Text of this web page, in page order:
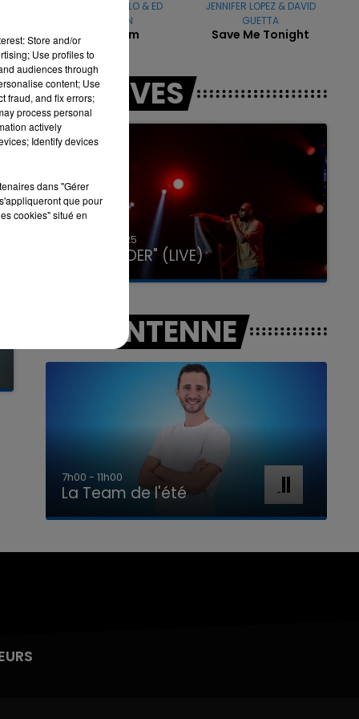
7h00 - 11h00
LA TEAM DE L'ÉTÉ
CAMILA CABELLO & ED
SHEERAN
Bam Bam
JENNIFER LOPEZ & DAVID
GUETTA
Save Me Tonight
LES LIVES
31 janvier 2025
GIMS "SPIDER" (LIVE)
A L'ANTENNE
7h00 - 11h00
La Team de l'été
Store and/or
Use profiles to
audiences through
content; Use
fraud, and fix errors;
process personal
actively
Identify devices
dans "Gérer
que pour
cookies" situé en